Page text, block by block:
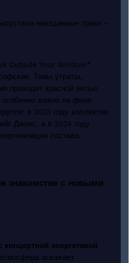
Outside Your Window*
Темы утраты,
проходят красной нитью
особенно важно на фоне
в 2023 году коллектив
Джонс, а в 2024 году
состава.
знакомстве с новыми
энергетикой
искажает